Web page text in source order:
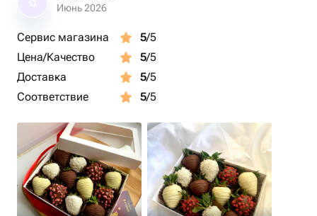
Июнь 2026
Сервис магазина 5/5
Цена/Качество
5/5
Доставка
5/5
Соответствие
5/5